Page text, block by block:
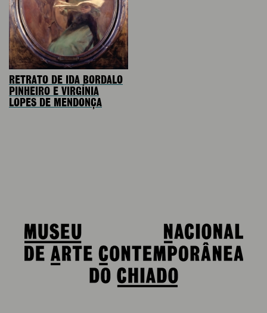
RETRATO DE IDA BORDALO
PINHEIRO E VIRGÍNIA
LOPES DE MENDONÇA